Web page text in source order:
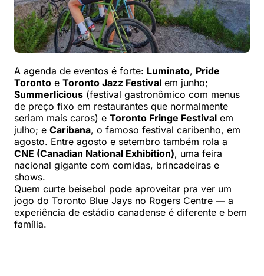
A agenda de eventos é forte: Luminato, Pride
Toronto e Toronto Jazz Festival em junho;
Summerlicious (festival gastronômico com menus
de preço fixo em restaurantes que normalmente
seriam mais caros) e Toronto Fringe Festival em
julho; e Caribana, o famoso festival caribenho, em
agosto. Entre agosto e setembro também rola a
CNE (Canadian National Exhibition), uma feira
nacional gigante com comidas, brincadeiras e
shows.
Quem curte beisebol pode aproveitar pra ver um
jogo do Toronto Blue Jays no Rogers Centre — a
experiência de estádio canadense é diferente e bem
família.